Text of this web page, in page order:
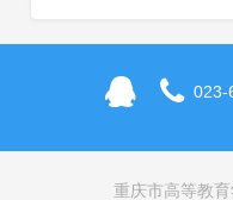
023-
重庆市高等教